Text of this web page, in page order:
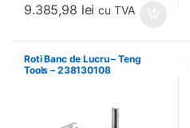
9.385,98 lei cu TVA
Roti Banc de Lucru – Teng
Tools – 238130108